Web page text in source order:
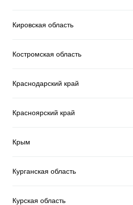
Кировская область
Костромская область
Краснодарский край
Красноярский край
Крым
Курганская область
Курская область